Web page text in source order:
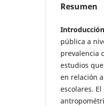
Resumen
pública a
prevalencia
estudios
en relación
escolares.